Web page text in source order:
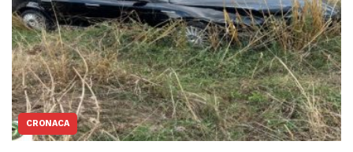
CRONACA